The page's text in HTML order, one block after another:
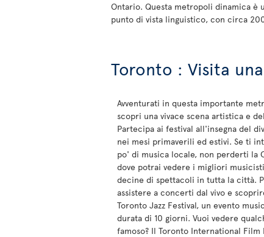
Ontario. Questa metropoli dinamica è
punto di vista linguistico, con circa
Toronto : Visita
Avventurati in questa importante
scopri una vivace scena artistica e
Partecipa ai festival all'insegna del
nei mesi primaverili ed estivi. Se ti
po' di musica locale, non perderti la
dove potrai vedere i migliori
decine di spettacoli in tutta la città.
assistere a concerti dal vivo e
Toronto Jazz Festival, un evento
durata di 10 giorni. Vuoi vedere
famoso? Il Toronto International